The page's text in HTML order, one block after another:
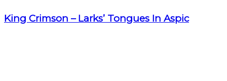
King Crimson – Larks’ Tongues In Aspic